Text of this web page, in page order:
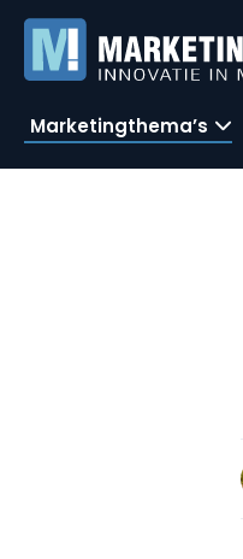
Marketingthema’s